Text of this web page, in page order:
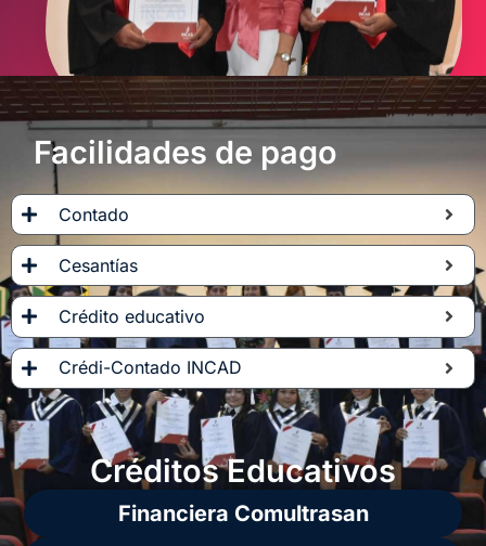
Facilidades de pago
Contado
Cesantías
Crédito educativo
Crédi-Contado INCAD
Créditos Educativos
Financiera Comultrasan